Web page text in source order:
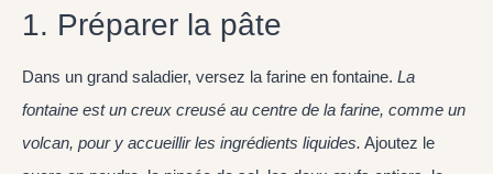
1. Préparer la pâte
Dans un grand saladier, versez la farine en fontaine. La
fontaine est un creux creusé au centre de la farine, comme un
volcan, pour y accueillir les ingrédients liquides. Ajoutez le